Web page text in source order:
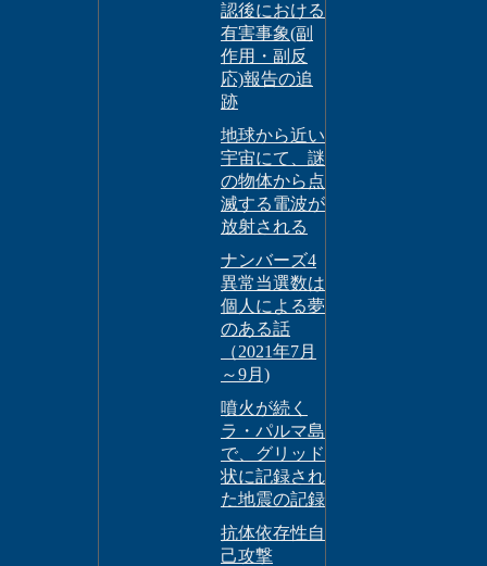
認後における
有害事象(副
作用・副反
応)報告の追
跡
地球から近い
宇宙にて、謎
の物体から点
滅する電波が
放射される
ナンバーズ4
異常当選数は
個人による夢
のある話
（2021年7月
～9月)
噴火が続く
ラ・パルマ島
で、グリッド
状に記録され
た地震の記録
抗体依存性自
己攻撃